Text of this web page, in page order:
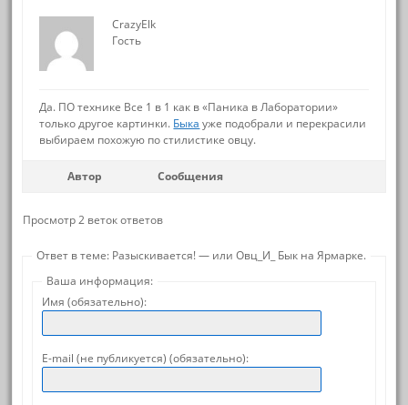
CrazyElk
Гость
Да. ПО технике Все 1 в 1 как в «Паника в Лаборатории»
только другое картинки. Быка уже подобрали и перекрасили
выбираем похожую по стилистике овцу.
Автор Сообщения
Просмотр 2 веток ответов
Ответ в теме: Разыскивается! — или Овц_И_ Бык на Ярмарке.
Ваша информация:
Имя (обязательно):
E-mail (не публикуется) (обязательно):